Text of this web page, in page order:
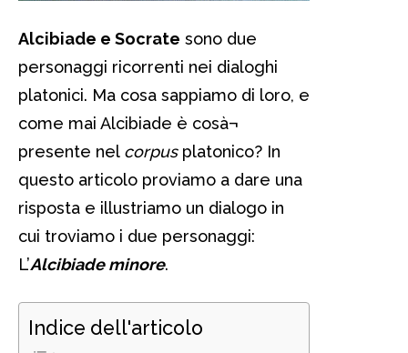
Alcibiade e Socrate sono due
personaggi ricorrenti nei dialoghi
platonici. Ma cosa sappiamo di loro, e
come mai Alcibiade è cosà¬
presente nel corpusplatonico? In
questo articolo proviamo a dare una
risposta e illustriamo un dialogo in
cui troviamo i due personaggi:
L’Alcibiade minore.
Indice dell'articolo